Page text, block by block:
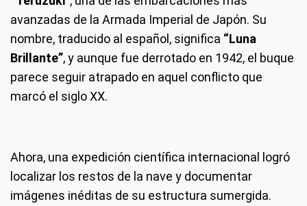
avanzadas de la Armada Imperial de Japón. Su
nombre, traducido al español, significa “Luna
Brillante”, y aunque fue derrotado en 1942, el buque
parece seguir atrapado en aquel conflicto que
marcó el siglo XX.
Ahora, una expedición científica internacional logró
localizar los restos de la nave y documentar
imágenes inéditas de su estructura sumergida.